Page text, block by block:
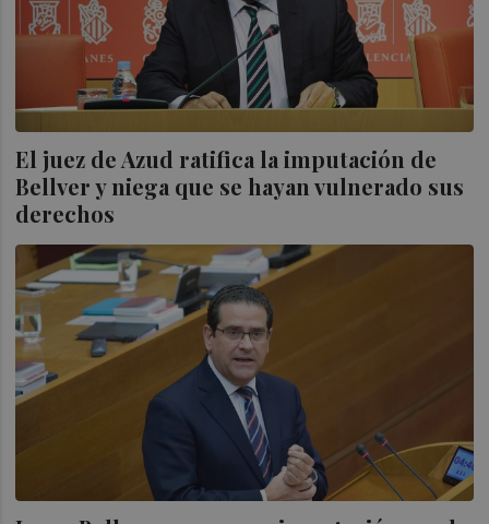
El juez de Azud ratifica la imputación de
Bellver y niega que se hayan vulnerado sus
derechos